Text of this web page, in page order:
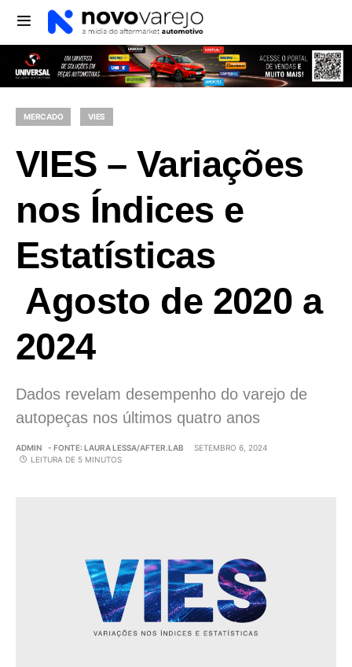
MERCADO VIES
VIES – Variações
nos Índices e
Estatísticas
Agosto de 2020 a
2024
Dados revelam desempenho do varejo de
autopeças nos últimos quatro anos
ADMIN - FONTE: LAURA LESSA/AFTER.LAB
SETEMBRO 6, 2024
LEITURA DE 5 MINUTOS